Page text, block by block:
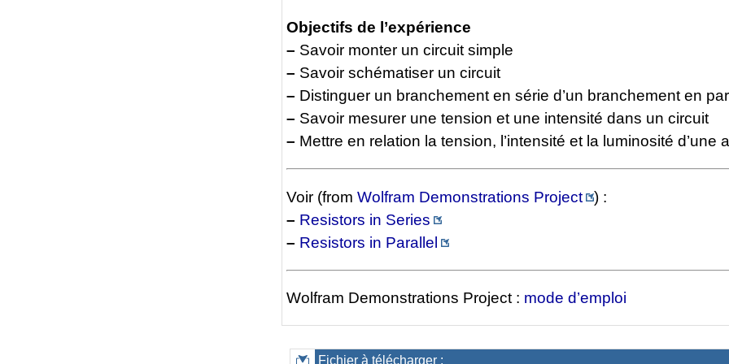
Objectifs de l’expérience
– Savoir monter un circuit simple
– Savoir schématiser un circuit
– Distinguer un branchement en série d’un branchement en
– Savoir mesurer une tension et une intensité dans un circuit
– Mettre en relation la tension, l’intensité et la luminosité d’une
Voir (from Wolfram Demonstrations Project
) :
– Resistors in Series
– Resistors in Parallel
Wolfram Demonstrations Project : mode d’emploi
Fichier à télécharger :